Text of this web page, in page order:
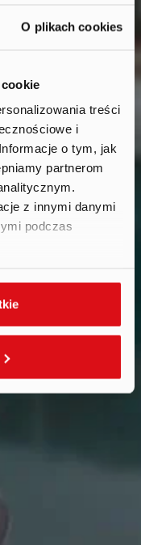
O plikach cookies
treści
i
o tym, jak
partnerom
z innymi danymi
podczas
.